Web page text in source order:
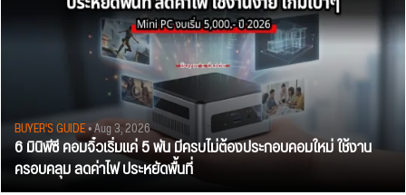
BUYER'S GUIDE• Aug 3, 2026
6 มินิพีซี คอมจิ๋วเริ่มแค่ 5 พัน มีครบไม่ต้องประกอบคอมใหม่ ใช้งาน
ครอบคลุม ลดค่าไฟ ประหยัดพื้นที่